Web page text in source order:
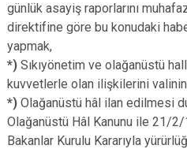
günlük asayiş raporlarını
direktifine göre bu konudaki
yapmak,
*) Sıkıyönetim ve olağanüstü
kuvvetlerle olan ilişkilerini
*) Olağanüstü hâl ilan edilmesi
Olağanüstü Hâl Kanunu ile 21/
Bakanlar Kurulu Kararıyla